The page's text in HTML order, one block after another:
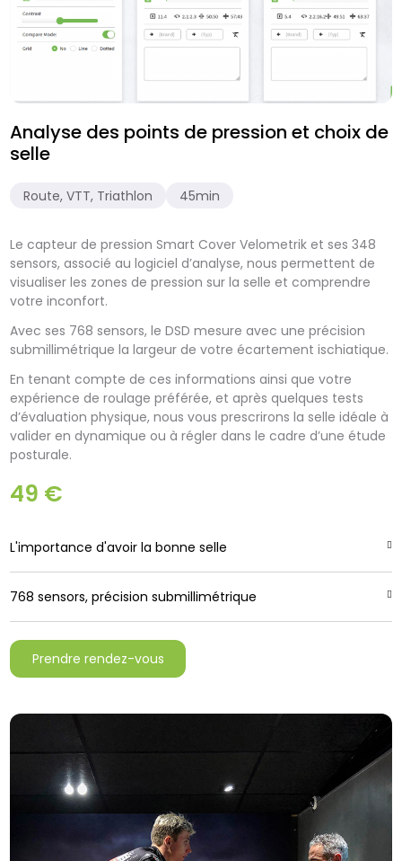
Analyse des points de pression et choix de
selle
Route, VTT, Triathlon 45min
Le capteur de pression Smart Cover Velometrik et ses 348
sensors, associé au logiciel d’analyse, nous permettent de
visualiser les zones de pression sur la selle et comprendre
votre inconfort.
Avec ses 768 sensors, le DSD mesure avec une précision
submillimétrique la largeur de votre écartement ischiatique.
En tenant compte de ces informations ainsi que votre
expérience de roulage préférée, et après quelques tests
d’évaluation physique, nous vous prescrirons la selle idéale à
valider en dynamique ou à régler dans le cadre d’une étude
posturale.
49 €
L'importance d'avoir la bonne selle
768 sensors, précision submillimétrique
Prendre rendez-vous